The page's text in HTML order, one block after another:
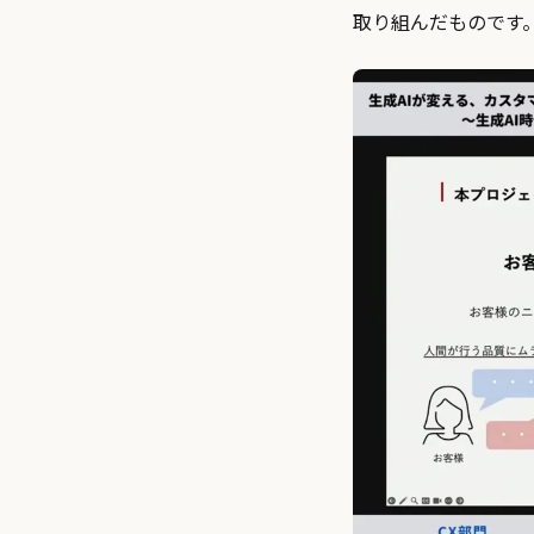
取り組んだものです